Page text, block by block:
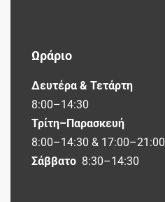
Ωράριο
Δευτέρα & Τετάρτη
8:00–14:30
Τρίτη–Παρασκευή
8:00–14:30 & 17:00–21:00
Σάββατο 8:30–14:30